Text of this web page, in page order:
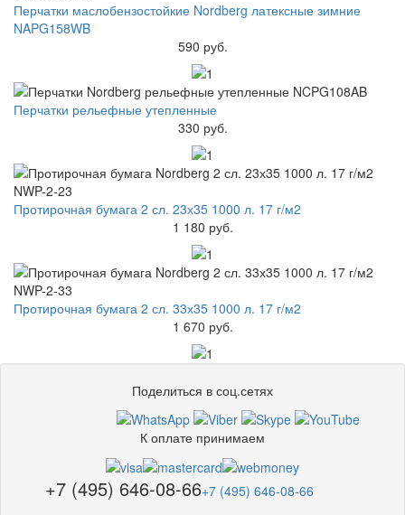
Перчатки маслобензостойкие Nordberg латексные зимние
NAPG158WB
590 руб.
Перчатки рельефные утепленные
330 руб.
Протирочная бумага 2 сл. 23х35 1000 л. 17 г/м2
1 180 руб.
Протирочная бумага 2 сл. 33х35 1000 л. 17 г/м2
1 670 руб.
Поделиться в соц.сетях
К оплате принимаем
+7 (495) 646-08-66+7 (495) 646-08-66